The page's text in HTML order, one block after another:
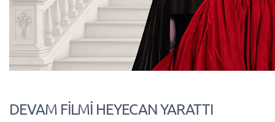
DEVAM FİLMİ HEYECAN YARATTI